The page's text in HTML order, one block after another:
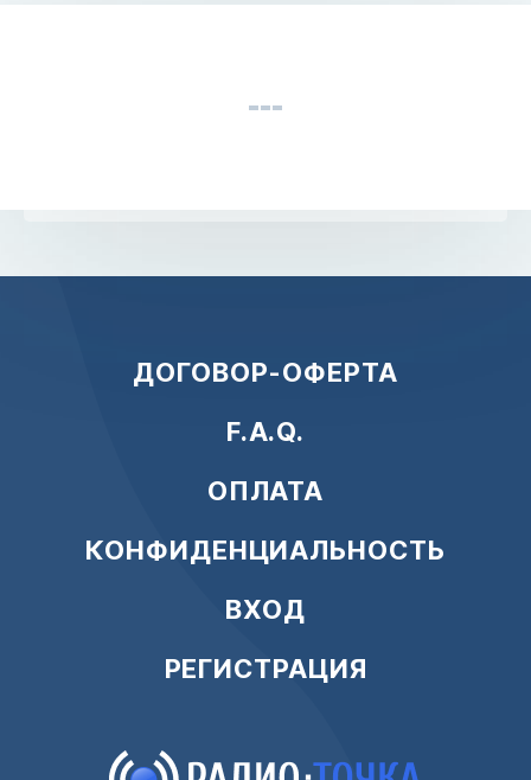
ДОГОВОР-ОФЕРТА
F.A.Q.
ОПЛАТА
КОНФИДЕНЦИАЛЬНОСТЬ
ВХОД
РЕГИСТРАЦИЯ